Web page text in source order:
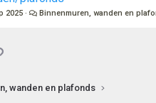
2025 Binnenmuren, wanden en
Link
wanden en plafonds